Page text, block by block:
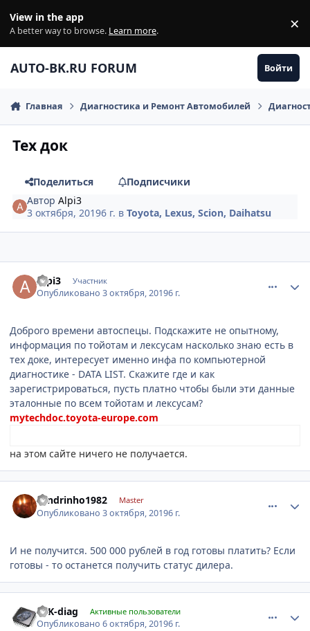
View in the app
A better way to browse. Learn more. ×
AUTO-BK.RU FORUM Войти
Главная Диагностика и Ремонт Автомобилей
Тех док
Поделиться
Подписчики
АвторAlpi3
3 октября, 20196 г. вToyota, Lexus, Scion, Daihatsu
Alpi3 Участник
Опубликовано3 октября, 20196 г.
Доброго времени автоспецы. Подскажите не опытному,
информация по тойотам и лексусам насколько знаю есть в
тех доке, интересует именно инфа по компьютерной
диагностике - DATA LIST. Скажите где и как
зарегистрироваться, пусть платно чтобы были эти данные
эталонные по всем тойотам и лексусам?
mytechdoc.toyota-europe.com
на этом сайте ничего не получается.
sandrinho1982 Master
Опубликовано3 октября, 20196 г.
И не получится. 500 000 рублей в год готовы платить? Если
готовы - то останется получить статус дилера.
TTK-diag Активные пользователи
Опубликовано6 октября, 20196 г.